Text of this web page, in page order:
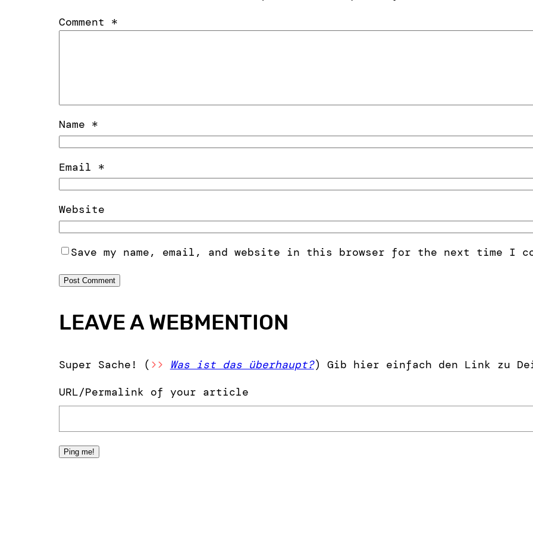
Comment *
Name *
Email *
Website
Save my name, email, and website in this browser for the next time I
LEAVE A WEBMENTION
Super Sache! ( >> Was ist das überhaupt?) Gib hier einfach den Link zu
URL/Permalink of your article